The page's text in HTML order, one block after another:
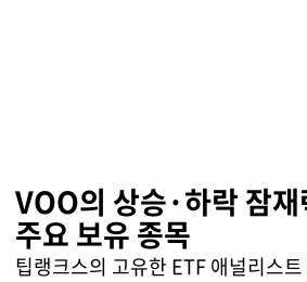
VOO의 상승·하락 잠
주요 보유 종목
팁랭크스의 고유한 ETF 애널리스